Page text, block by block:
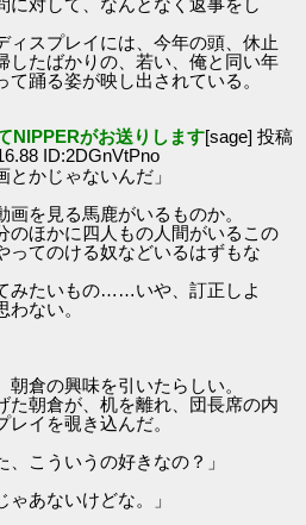
に対して、なんとなく返事をし
ィスプレイには、今年の頭、休止
したばかりの、若い、俺と同い年
踊る姿が映し出されている。
NIPPERがお送りします[sage] 投稿
ID:2DGnVtPno
とかじゃないんだ」
を見る馬鹿がいるものか。
のほかに四人もの人間がいるこの
ってのける奴などいるはずもな
みたいもの……いや、訂正しよ
ない。
倉の興味を引いたらしい。
た朝倉が、机を離れ、団長席の内
イを覗き込んだ。
、こういうの好きなの？」
ゃあないけどな。」